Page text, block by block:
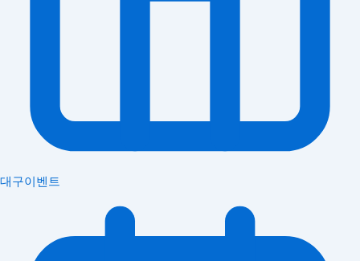
대구이벤트